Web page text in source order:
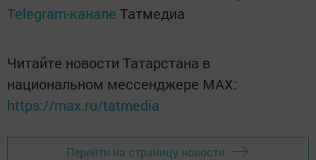
Telegram-канале Татмедиа
Читайте новости Татарстана в
национальном мессенджере MАХ:
https://max.ru/tatmedia
Перейти на страницу новости